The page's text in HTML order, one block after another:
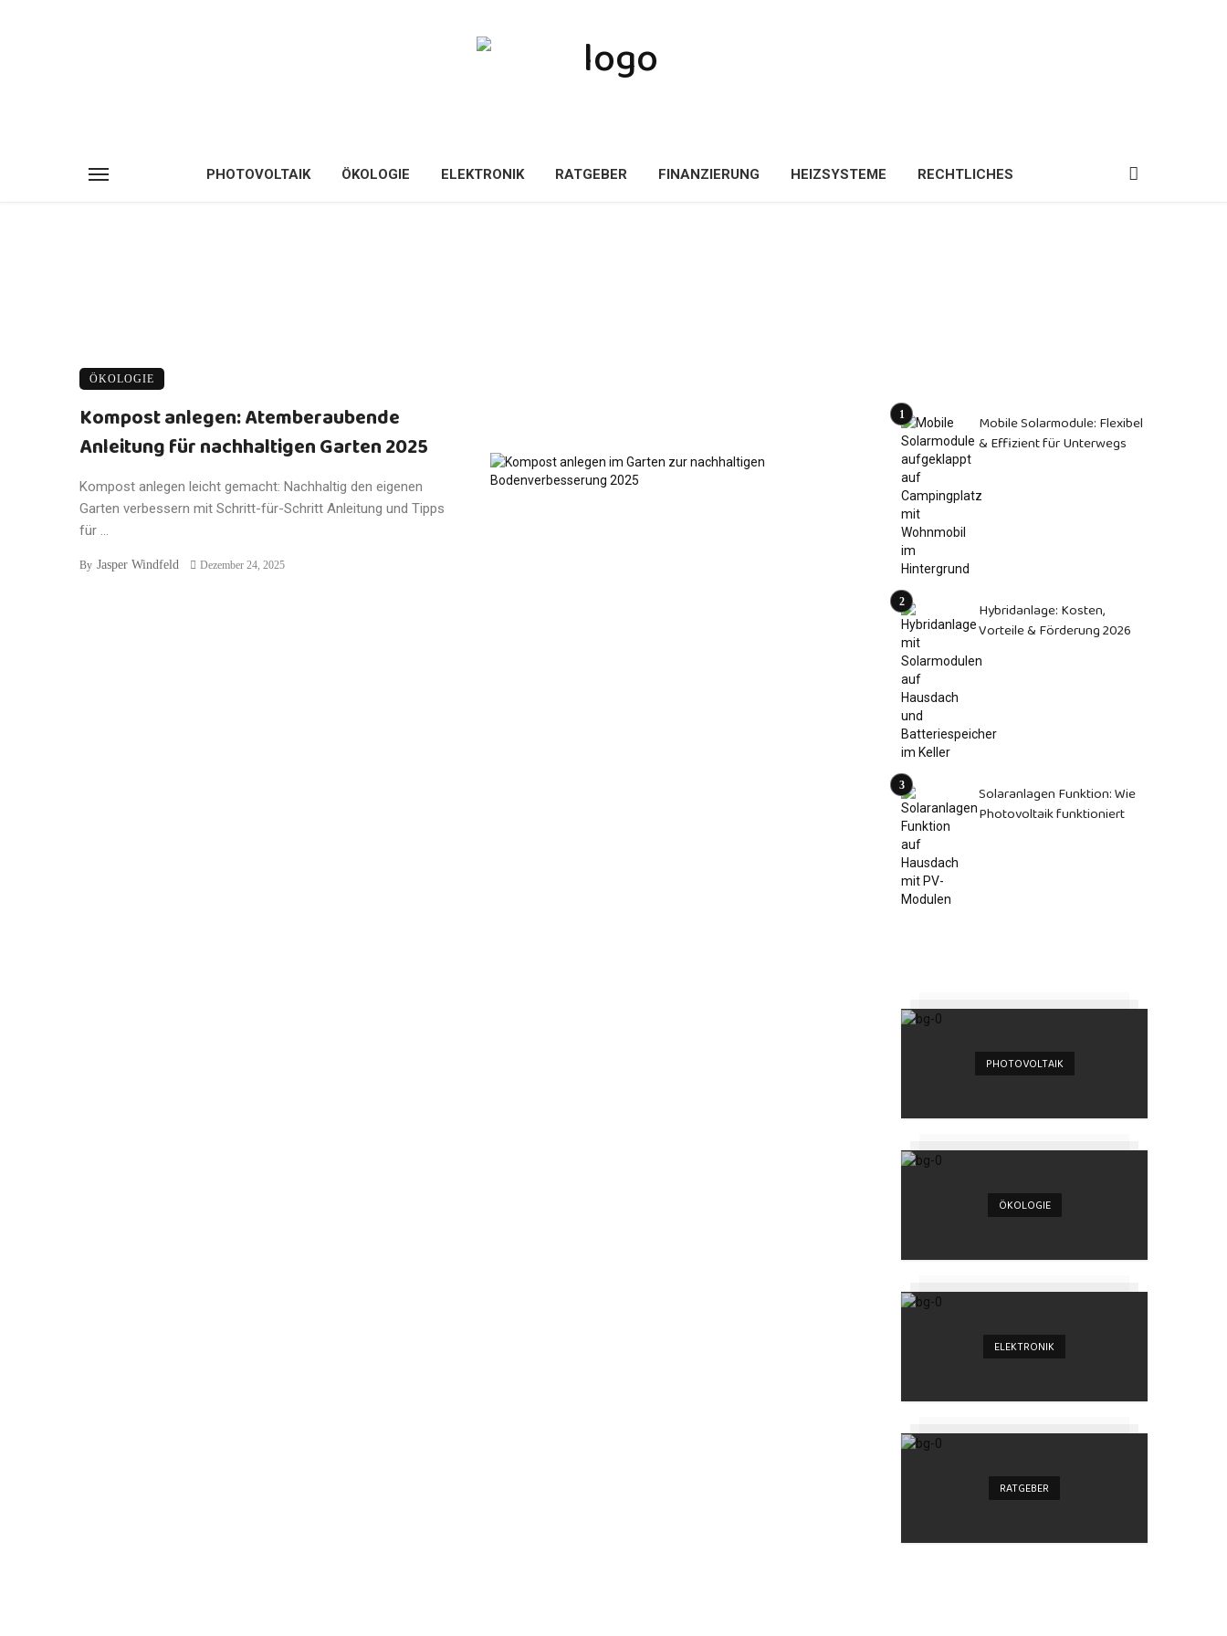
PHOTOVOLTAIK ÖKOLOGIE ELEKTRONIK RATGEBER FINANZIERUNG HEIZSYSTEME RECHTLICHES
ÖKOLOGIE
Kompost anlegen: Atemberaubende
Anleitung für nachhaltigen Garten 2025
Kompost anlegen leicht gemacht: Nachhaltig den eigenen
Garten verbessern mit Schritt-für-Schritt Anleitung und Tipps
für ...
By Jasper Windfeld Dezember 24, 2025
Mobile Solarmodule: Flexibel
& Effizient für Unterwegs
Hybridanlage: Kosten,
Vorteile & Förderung 2026
Solaranlagen Funktion: Wie
Photovoltaik funktioniert
PHOTOVOLTAIK
ÖKOLOGIE
ELEKTRONIK
RATGEBER